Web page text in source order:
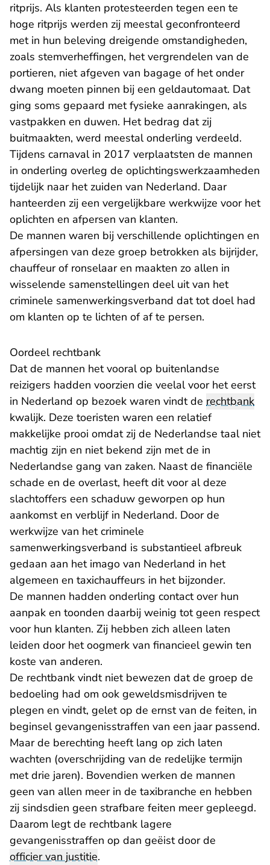
ritprijs. Als klanten protesteerden tegen een te
hoge ritprijs werden zij meestal geconfronteerd
met in hun beleving dreigende omstandigheden,
zoals stemverheffingen, het vergrendelen van de
portieren, niet afgeven van bagage of het onder
dwang moeten pinnen bij een geldautomaat. Dat
ging soms gepaard met fysieke aanrakingen, als
vastpakken en duwen. Het bedrag dat zij
buitmaakten, werd meestal onderling verdeeld.
Tijdens carnaval in 2017 verplaatsten de mannen
in onderling overleg de oplichtingswerkzaamheden
tijdelijk naar het zuiden van Nederland. Daar
hanteerden zij een vergelijkbare werkwijze voor het
oplichten en afpersen van klanten.
De mannen waren bij verschillende oplichtingen en
afpersingen van deze groep betrokken als bijrijder,
chauffeur of ronselaar en maakten zo allen in
wisselende samenstellingen deel uit van het
criminele samenwerkingsverband dat tot doel had
om klanten op te lichten of af te persen.
Oordeel rechtbank
Dat de mannen het vooral op buitenlandse
reizigers hadden voorzien die veelal voor het eerst
in Nederland op bezoek waren vindt de rechtbank
kwalijk. Deze toeristen waren een relatief
makkelijke prooi omdat zij de Nederlandse taal niet
machtig zijn en niet bekend zijn met de in
Nederlandse gang van zaken. Naast de financiële
schade en de overlast, heeft dit voor al deze
slachtoffers een schaduw geworpen op hun
aankomst en verblijf in Nederland. Door de
werkwijze van het criminele
samenwerkingsverband is substantieel afbreuk
gedaan aan het imago van Nederland in het
algemeen en taxichauffeurs in het bijzonder.
De mannen hadden onderling contact over hun
aanpak en toonden daarbij weinig tot geen respect
voor hun klanten. Zij hebben zich alleen laten
leiden door het oogmerk van financieel gewin ten
koste van anderen.
De rechtbank vindt niet bewezen dat de groep de
bedoeling had om ook geweldsmisdrijven te
plegen en vindt, gelet op de ernst van de feiten, in
beginsel gevangenisstraffen van een jaar passend.
Maar de berechting heeft lang op zich laten
wachten (overschrijding van de redelijke termijn
met drie jaren). Bovendien werken de mannen
geen van allen meer in de taxibranche en hebben
zij sindsdien geen strafbare feiten meer gepleegd.
Daarom legt de rechtbank lagere
gevangenisstraffen op dan geëist door de
officier van justitie.